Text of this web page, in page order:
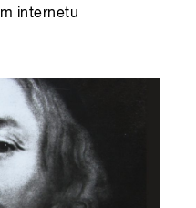
internetu